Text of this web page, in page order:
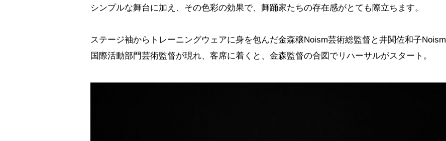
シンプルな舞台に加え、その色彩の効果で、舞踊家たちの存在感がとても際立ちます。
ステージ袖からトレーニングウェアに身を包んだ金森穣Noism芸術総監督と井関佐和子Noism
国際活動部門芸術監督が現れ、客席に着くと、金森監督の合図でリハーサルがスタート。